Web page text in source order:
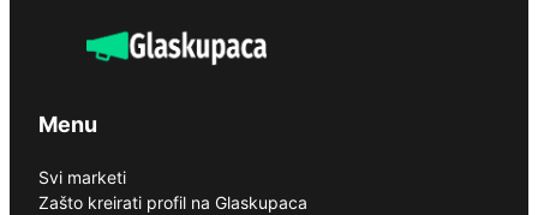
Menu
Svi marketi
Zašto kreirati profil na Glaskupaca